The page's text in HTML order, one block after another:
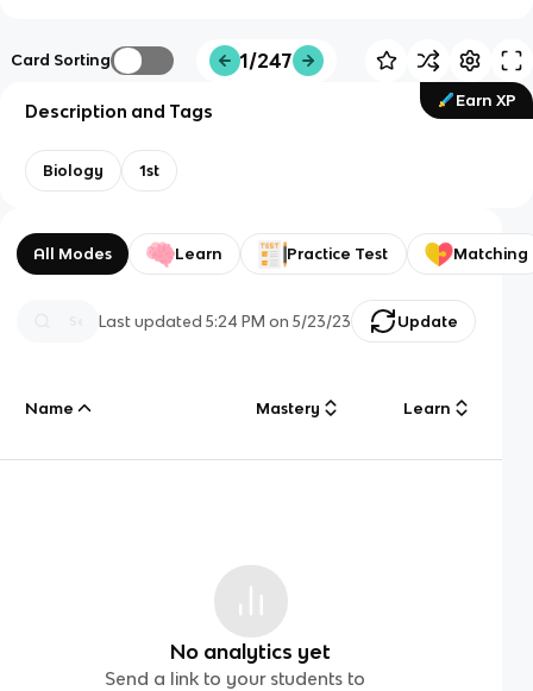
Card Sorting 1/247
Earn XP
Description and Tags
Biology 1st
All Modes Learn Practice Test Matching
Last updated5:24 PM on 5/23/23 Update
Name Mastery Learn
No analytics yet
Send a link to your students to